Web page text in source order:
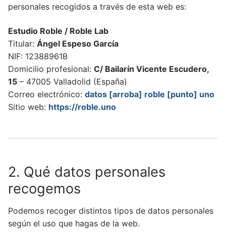
personales recogidos a través de esta web es:
Estudio Roble / Roble Lab
Titular: Ángel Espeso García
NIF: 12388961B
Domicilio profesional: C/ Bailarín Vicente Escudero,
15 – 47005 Valladolid (España)
Correo electrónico: datos [arroba] roble [punto] uno
Sitio web: https://roble.uno
2. Qué datos personales
recogemos
Podemos recoger distintos tipos de datos personales
según el uso que hagas de la web.